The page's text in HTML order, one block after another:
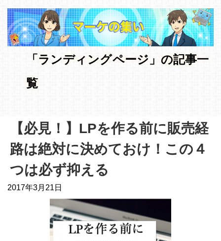
「ランディングページ」の記事一
覧
【必見！】LPを作る前に販売経
路は絶対に決めておけ！この４
つは必ず抑える
2017年3月21日